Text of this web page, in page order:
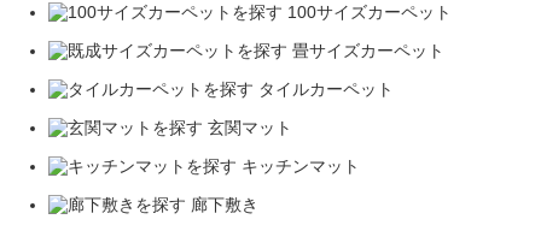
100サイズカーペット
畳サイズカーペット
タイルカーペット
玄関マット
キッチンマット
廊下敷き